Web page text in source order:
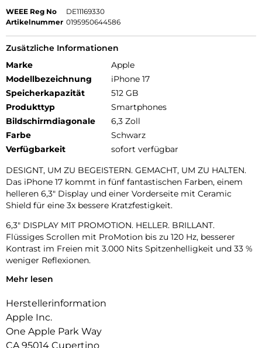
WEEE Reg No
DE11169330
Artikelnummer 0195950644586
Zusätzliche Informationen
Marke
Apple
Modellbezeichnung
iPhone 17
Speicherkapazität
512 GB
Produkttyp
Smartphones
Bildschirmdiagonale
6,3 Zoll
Farbe
Schwarz
Verfügbarkeit
sofort verfügbar
DESIGNT, UM ZU BEGEISTERN. GEMACHT, UM ZU HALTEN.
Das iPhone 17 kommt in fünf fantastischen Farben, einem
helleren 6,3″ Display und einer Vorderseite mit Ceramic
Shield für eine 3x bessere Kratzfestigkeit.
6,3″ DISPLAY MIT PROMOTION. HELLER. BRILLANT.
Flüssiges Scrollen mit ProMotion bis zu 120 Hz, besserer
Kontrast im Freien mit 3.000 Nits Spitzenhelligkeit und 33 %
weniger Reflexionen.
UNGLAUBLICHE FOTOS.
2x Zoom in optischer Qualität und der 48 MP Fusion
Ultraweitwinkel-Kamera machst du superhochauflösende
Fotos ganz automatisch.
Mehr lesen
Herstellerinformation
Apple Inc.
One Apple Park Way
CA 95014 Cupertino